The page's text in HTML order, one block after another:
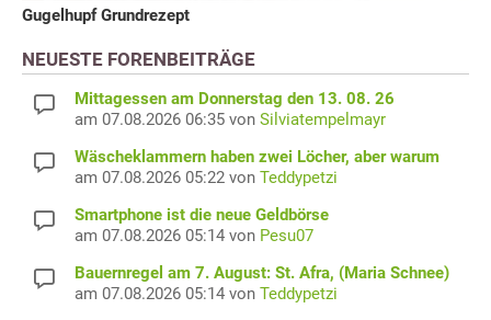
Gugelhupf Grundrezept
NEUESTE FORENBEITRÄGE
Mittagessen am Donnerstag den 13. 08. 26
am 07.08.2026 06:35 von Silviatempelmayr
Wäscheklammern haben zwei Löcher, aber warum
am 07.08.2026 05:22 von Teddypetzi
Smartphone ist die neue Geldbörse
am 07.08.2026 05:14 von Pesu07
Bauernregel am 7. August: St. Afra, (Maria Schnee)
am 07.08.2026 05:14 von Teddypetzi